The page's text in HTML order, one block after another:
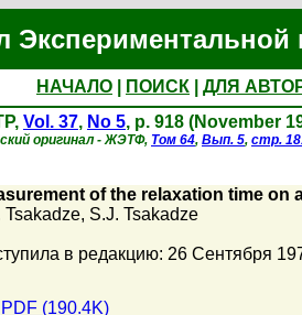
Экспериментальной
НАЧАЛО ПОИСК ДЛЯ
Vol. 37, No 5, p. 918 (November
оригинал - ЖЭТФ, Том 64, Вып. 5, стр.
of the relaxation time
Tsakadze, S.J. Tsakadze
в редакцию: 26 Сентября
PDF (190.4K)